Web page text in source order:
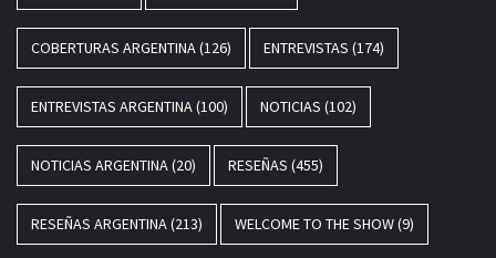
COBERTURAS ARGENTINA(126) ENTREVISTAS (174)
ENTREVISTAS ARGENTINA(100) NOTICIAS (102)
NOTICIAS ARGENTINA(20) RESEÑAS (455)
RESEÑAS ARGENTINA(213) WELCOME TO THE SHOW(9)